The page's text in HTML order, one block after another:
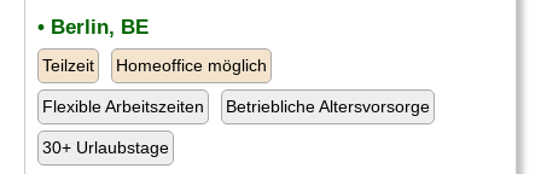
• Berlin, BE
Teilzeit Homeoffice möglich
Flexible Arbeitszeiten Betriebliche Altersvorsorge
30+ Urlaubstage